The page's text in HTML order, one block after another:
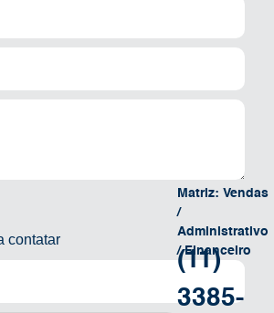
contatar
Matriz: Vendas
/
Administrativo
/ Financeiro
(11)
3385-